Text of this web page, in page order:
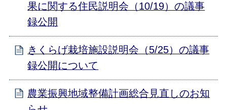
果に関する住民説明会（10/19）の議事
録公開
きくらげ栽培施設説明会（5/25）の議事
録公開について
農業振興地域整備計画総合見直しのお知